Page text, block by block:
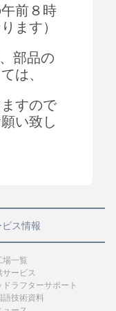
前８時
ます）
部品の
は、
すので
い致し
ス情報
場一覧
サービス
ドラフターサポート
語技術資料